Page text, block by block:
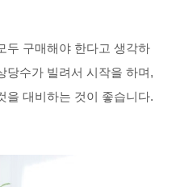
두 구매해야 한다고 생각하
당수가 빌려서 시작을 하며,
을 대비하는 것이 좋습니다.